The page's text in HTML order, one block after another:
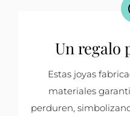
Un regalo
Estas joyas
materiales
perduren,